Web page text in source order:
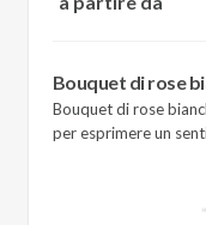
Bouquet di rose
Bouquet di rose
per esprimere un